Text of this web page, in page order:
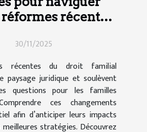
réformes récentes
30/11/2025
récentes du droit familial
paysage juridique et soulèvent
questions pour les familles
ces changements
afin d’anticiper leurs impacts
stratégies. Découvrez